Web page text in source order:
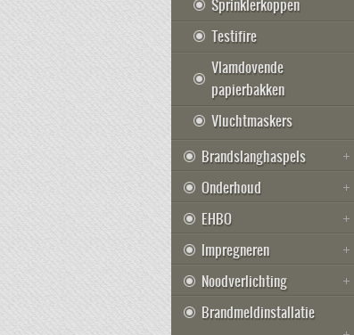
Sprinklerkoppen
Testifire
Vlamdovende
papierbakken
Vluchtmaskers
Brandslanghaspels
Onderhoud
EHBO
Impregneren
Noodverlichting
Brandmeldinstallatie